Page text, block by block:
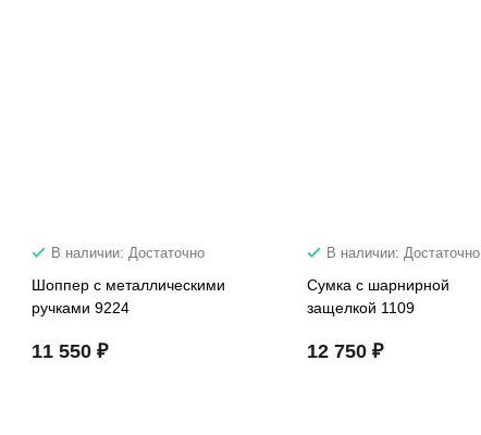
В наличии: Достаточно
Шоппер с металлическими
ручками 9224
11 550 ₽
В наличии: Достаточно
Сумка с шарнирной
защелкой 1109
12 750 ₽